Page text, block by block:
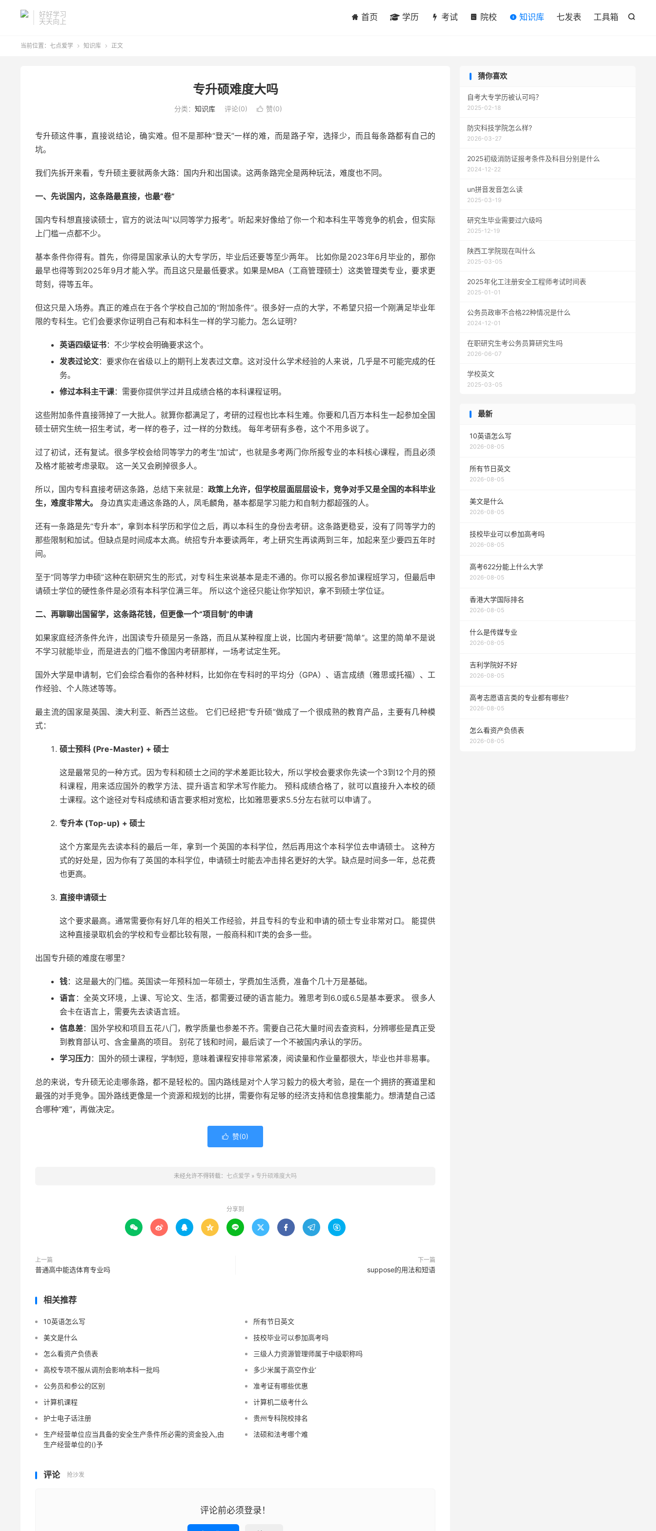
好好学习
天天向上

首页 学历 考试 院校 知识库 七发表 工具箱
当前位置： 七点爱学  知识库  正文
专升硕难度大吗
分类： 知识库 评论(0)  赞(0)
专升硕这件事，直接说结论，确实难。但不是那种“登天”一样的难，而是路子窄，选择少，而且每条路都有自己的
坑。
我们先拆开来看，专升硕主要就两条大路：国内升和出国读。这两条路完全是两种玩法，难度也不同。
一、先说国内，这条路最直接，也最“卷”
国内专科想直接读硕士，官方的说法叫“以同等学力报考”。听起来好像给了你一个和本科生平等竞争的机会，但实际
上门槛一点都不少。
基本条件你得有。首先，你得是国家承认的大专学历，毕业后还要等至少两年。 比如你是2023年6月毕业的，那你
最早也得等到2025年9月才能入学。而且这只是最低要求。如果是MBA（工商管理硕士）这类管理类专业，要求更
苛刻，得等五年。
但这只是入场券。真正的难点在于各个学校自己加的“附加条件”。很多好一点的大学，不希望只招一个刚满足毕业年
限的专科生。它们会要求你证明自己有和本科生一样的学习能力。怎么证明？
英语四级证书：不少学校会明确要求这个。
发表过论文：要求你在省级以上的期刊上发表过文章。这对没什么学术经验的人来说，几乎是不可能完成的任
务。
修过本科主干课：需要你提供学过并且成绩合格的本科课程证明。
这些附加条件直接筛掉了一大批人。就算你都满足了，考研的过程也比本科生难。你要和几百万本科生一起参加全国
硕士研究生统一招生考试，考一样的卷子，过一样的分数线。 每年考研有多卷，这个不用多说了。
过了初试，还有复试。很多学校会给同等学力的考生“加试”，也就是多考两门你所报专业的本科核心课程，而且必须
及格才能被考虑录取。 这一关又会刷掉很多人。
所以，国内专科直接考研这条路，总结下来就是： 政策上允许，但学校层面层层设卡，竞争对手又是全国的本科毕业
生，难度非常大。
身边真实走通这条路的人，凤毛麟角，基本都是学习能力和自制力都超强的人。
还有一条路是先“专升本”，拿到本科学历和学位之后，再以本科生的身份去考研。这条路更稳妥，没有了同等学力的
那些限制和加试。但缺点是时间成本太高。统招专升本要读两年，考上研究生再读两到三年，加起来至少要四五年时
间。
至于“同等学力申硕”这种在职研究生的形式，对专科生来说基本是走不通的。你可以报名参加课程班学习，但最后申
请硕士学位的硬性条件是必须有本科学位满三年。 所以这个途径只能让你学知识，拿不到硕士学位证。
二、再聊聊出国留学，这条路花钱，但更像一个“项目制”的申请
如果家庭经济条件允许，出国读专升硕是另一条路，而且从某种程度上说，比国内考研要“简单”。这里的简单不是说
不学习就能毕业，而是进去的门槛不像国内考研那样，一场考试定生死。
国外大学是申请制，它们会综合看你的各种材料，比如你在专科时的平均分（GPA）、语言成绩（雅思或托福）、工
作经验、个人陈述等等。
最主流的国家是英国、澳大利亚、新西兰这些。 它们已经把“专升硕”做成了一个很成熟的教育产品，主要有几种模
式：
硕士预科 (Pre-Master) + 硕士
这是最常见的一种方式。因为专科和硕士之间的学术差距比较大，所以学校会要求你先读一个3到12个月的预
科课程，用来适应国外的教学方法、提升语言和学术写作能力。 预科成绩合格了，就可以直接升入本校的硕
士课程。这个途径对专科成绩和语言要求相对宽松，比如雅思要求5.5分左右就可以申请了。
专升本 (Top-up) + 硕士
这个方案是先去读本科的最后一年，拿到一个英国的本科学位，然后再用这个本科学位去申请硕士。 这种方
式的好处是，因为你有了英国的本科学位，申请硕士时能去冲击排名更好的大学。缺点是时间多一年，总花费
也更高。
直接申请硕士
这个要求最高。通常需要你有好几年的相关工作经验，并且专科的专业和申请的硕士专业非常对口。 能提供
这种直接录取机会的学校和专业都比较有限，一般商科和IT类的会多一些。
出国专升硕的难度在哪里？
钱：这是最大的门槛。英国读一年预科加一年硕士，学费加生活费，准备个几十万是基础。
语言 ：全英文环境，上课、写论文、生活，都需要过硬的语言能力。雅思考到6.0或6.5是基本要求。 很多人
会卡在语言上，需要先去读语言班。
信息差：国外学校和项目五花八门，教学质量也参差不齐。需要自己花大量时间去查资料，分辨哪些是真正受
到教育部认可、含金量高的项目。 别花了钱和时间，最后读了一个不被国内承认的学历。
学习压力：国外的硕士课程，学制短，意味着课程安排非常紧凑，阅读量和作业量都很大，毕业也并非易事。
总的来说，专升硕无论走哪条路，都不是轻松的。国内路线是对个人学习毅力的极大考验，是在一个拥挤的赛道里和
最强的对手竞争。国外路线更像是一个资源和规划的比拼，需要你有足够的经济支持和信息搜集能力。想清楚自己适
合哪种“难”，再做决定。
 赞(0)
未经允许不得转载： 七点爱学 » 专升硕难度大吗
分享到
        
上一篇
普通高中能选体育专业吗
下一篇
suppose的用法和短语
相关推荐
10英语怎么写
所有节日英文
美文是什么
技校毕业可以参加高考吗
怎么看资产负债表
三级人力资源管理师属于中级职称吗
高校专项不服从调剂会影响本科一批吗
多少米属于高空作业‘
公务员和参公的区别
准考证有哪些优惠
计算机课程
计算机二级考什么
护士电子话注册
贵州专科院校排名
生产经营单位应当具备的安全生产条件所必需的资金投入,由
生产经营单位的()予
法硕和法考哪个难
评论 抢沙发
评论前必须登录！
猜你喜欢
自考大专学历被认可吗？
2025-02-18
防灾科技学院怎么样?
2026-03-27
2025初级消防证报考条件及科目分别是什么
2024-12-22
un拼音发音怎么读
2025-03-19
研究生毕业需要过六级吗
2025-12-19
陕西工学院现在叫什么
2025-03-05
2025年化工注册安全工程师考试时间表
2025-01-01
公务员政审不合格22种情况是什么
2024-12-01
在职研究生考公务员算研究生吗
2026-06-07
学校英文
2025-03-05
最新
10英语怎么写
2026-08-05
所有节日英文
2026-08-05
美文是什么
2026-08-05
技校毕业可以参加高考吗
2026-08-05
高考622分能上什么大学
2026-08-05
香港大学国际排名
2026-08-05
什么是传媒专业
2026-08-05
吉利学院好不好
2026-08-05
高考志愿语言类的专业都有哪些?
2026-08-05
怎么看资产负债表
2026-08-05